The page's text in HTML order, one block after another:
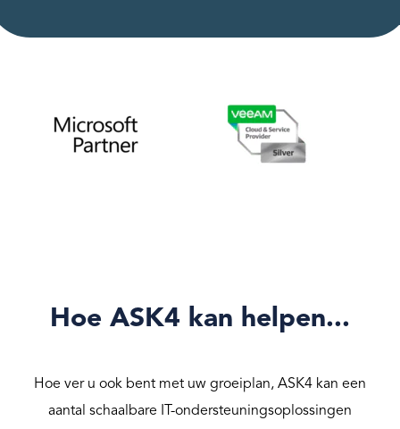
Hoe ASK4 kan helpen...
Hoe ver u ook bent met uw groeiplan, ASK4 kan een
aantal schaalbare IT-ondersteuningsoplossingen